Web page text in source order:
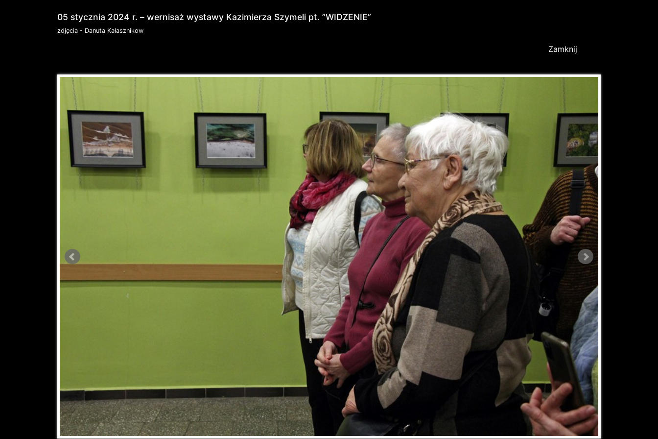
05 stycznia 2024 r. – wernisaż wystawy Kazimierza Szymeli pt. ”WIDZENIE”
zdjęcia - Danuta Kałasznikow
Zamknij